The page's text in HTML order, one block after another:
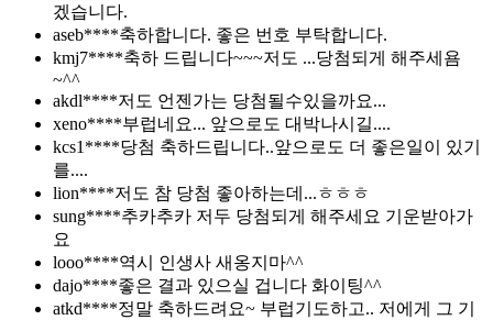
겠습니다.
aseb****축하합니다. 좋은 번호 부탁합니다.
kmj7****축하 드립니다~~~저도 ...당첨되게 해주세욤
~^^
akdl****저도 언젠가는 당첨될수있을까요...
xeno****부럽네요... 앞으로도 대박나시길....
kcs1****당첨 축하드립니다..앞으로도 더 좋은일이 있기
를....
lion****저도 참 당첨 좋아하는데...ㅎㅎㅎ
sung****추카추카 저두 당첨되게 해주세요 기운받아가
요
looo****역시 인생사 새옹지마^^
dajo****좋은 결과 있으실 겁니다 화이팅^^
atkd****정말 축하드려요~ 부럽기도하고.. 저에게 그 기